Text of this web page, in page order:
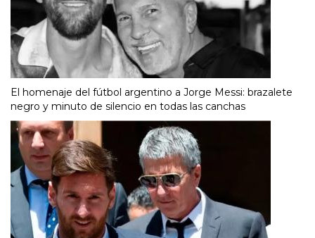
El homenaje del fútbol argentino a Jorge Messi: brazalete
negro y minuto de silencio en todas las canchas